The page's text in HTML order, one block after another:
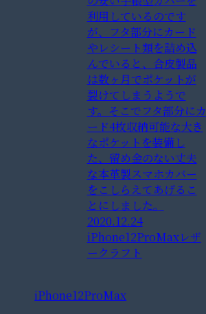
利用しているのです
が、フタ部分にカード
やレシート類を詰め込
んでいると、合皮製品
は数ヶ月でポケットが
裂けてしまうようで
す。そこでフタ部分にカ
ード4枚収納可能な大き
なポケットを装備し
た、留め金のない丈夫
な本革製スマホカバー
をこしらえてあげるこ
とにしました。
2020.12.24
iPhone12ProMaxレザ
ークラフト
iPhone12ProMax